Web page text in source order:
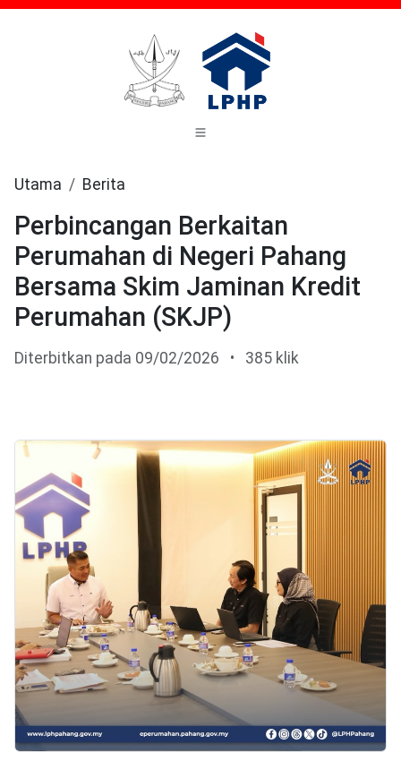
Utama Berita
Perbincangan Berkaitan
Perumahan di Negeri Pahang
Bersama Skim Jaminan Kredit
Perumahan (SKJP)
Diterbitkan pada 09/02/2026 • 385 klik